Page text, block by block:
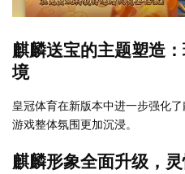
麒麟送宝的主题塑造
境
皇冠体育在新版本中进一步强化
游戏整体氛围更加沉浸。
麒麟形象全面升级，